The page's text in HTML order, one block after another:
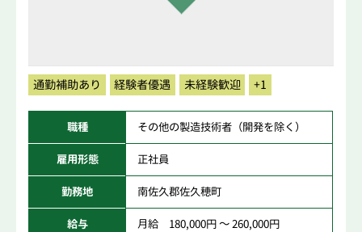
通勤補助あり 経験者優遇 未経験歓迎 +1
職種 その他の製造技術者（開発を除く）
雇用形態 正社員
勤務地 南佐久郡佐久穂町
給与 月給 180,000円 ～ 260,000円